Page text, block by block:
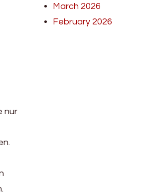
nur
March 2026
February 2026